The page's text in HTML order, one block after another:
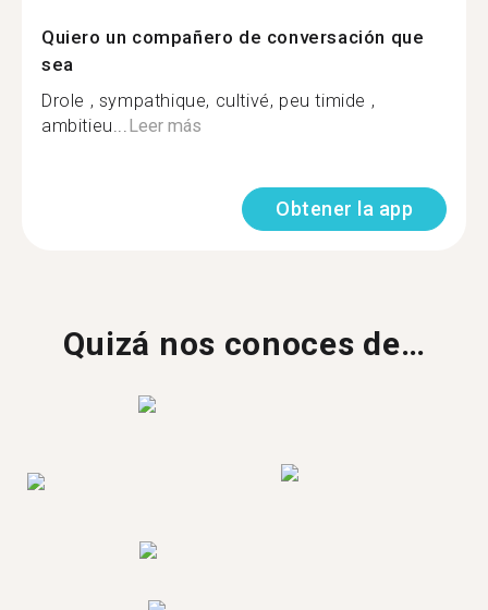
Quiero un compañero de conversación que
sea
Drole , sympathique, cultivé, peu timide ,
ambitieu...Leer más
Obtener la app
Quizá nos conoces de…